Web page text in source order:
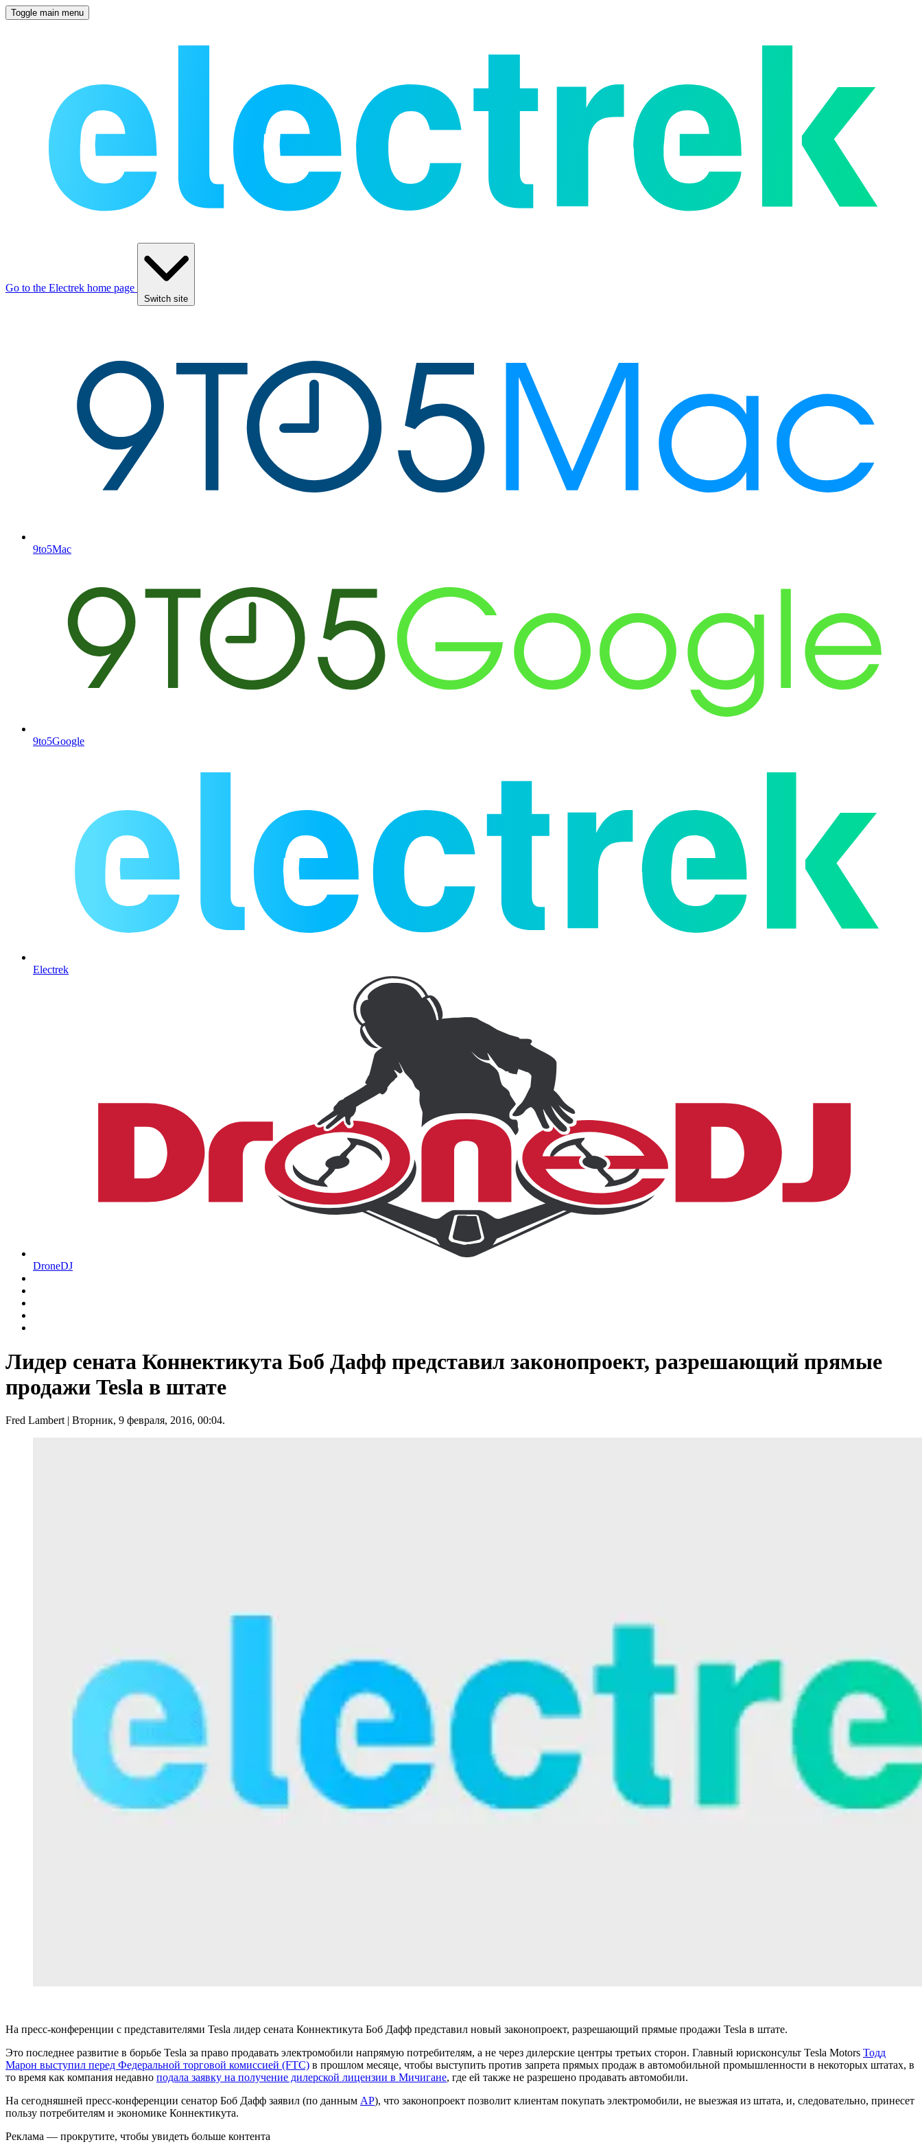
Toggle main menu
Go to the Electrek home page
Switch site
9to5Mac
9to5Google
Electrek
DroneDJ
Лидер сената Коннектикута Боб Дафф представил законопроект, разрешающий прямые
продажи Tesla в штате
Fred Lambert | Вторник, 9 февраля, 2016, 00:04.
На пресс-конференции с представителями Tesla лидер сената Коннектикута Боб Дафф представил новый законопроект, разрешающий прямые продажи Tesla в штате.
Это последнее развитие в борьбе Tesla за право продавать электромобили напрямую потребителям, а не через дилерские центры третьих сторон. Главный юрисконсульт Tesla Motors Тодд
Марон выступил перед Федеральной торговой комиссией (FTC) в прошлом месяце, чтобы выступить против запрета прямых продаж в автомобильной промышленности в некоторых штатах, в
то время как компания недавно подала заявку на получение дилерской лицензии в Мичигане, где ей также не разрешено продавать автомобили.
На сегодняшней пресс-конференции сенатор Боб Дафф заявил (по данным AP), что законопроект позволит клиентам покупать электромобили, не выезжая из штата, и, следовательно, принесет
пользу потребителям и экономике Коннектикута.
Реклама — прокрутите, чтобы увидеть больше контента